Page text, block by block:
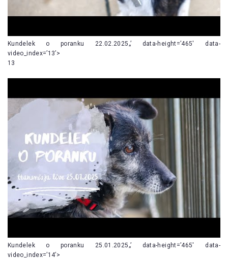
Kundelek o poranku 22.02.2025„’ data-height=’465′ data-
video_index=’13’>
13
Kundelek o poranku 25.01.2025„’ data-height=’465′ data-
video_index=’14’>